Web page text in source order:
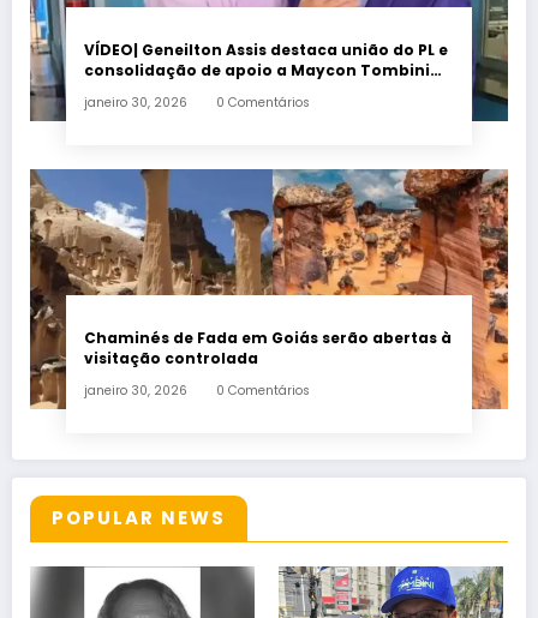
VÍDEO| Geneilton Assis destaca união do PL e
consolidação de apoio a Maycon Tombini
janeiro 30, 2026 0 Comentários
Chaminés de Fada em Goiás serão abertas à
visitação controlada
janeiro 30, 2026 0 Comentários
POPULAR NEWS